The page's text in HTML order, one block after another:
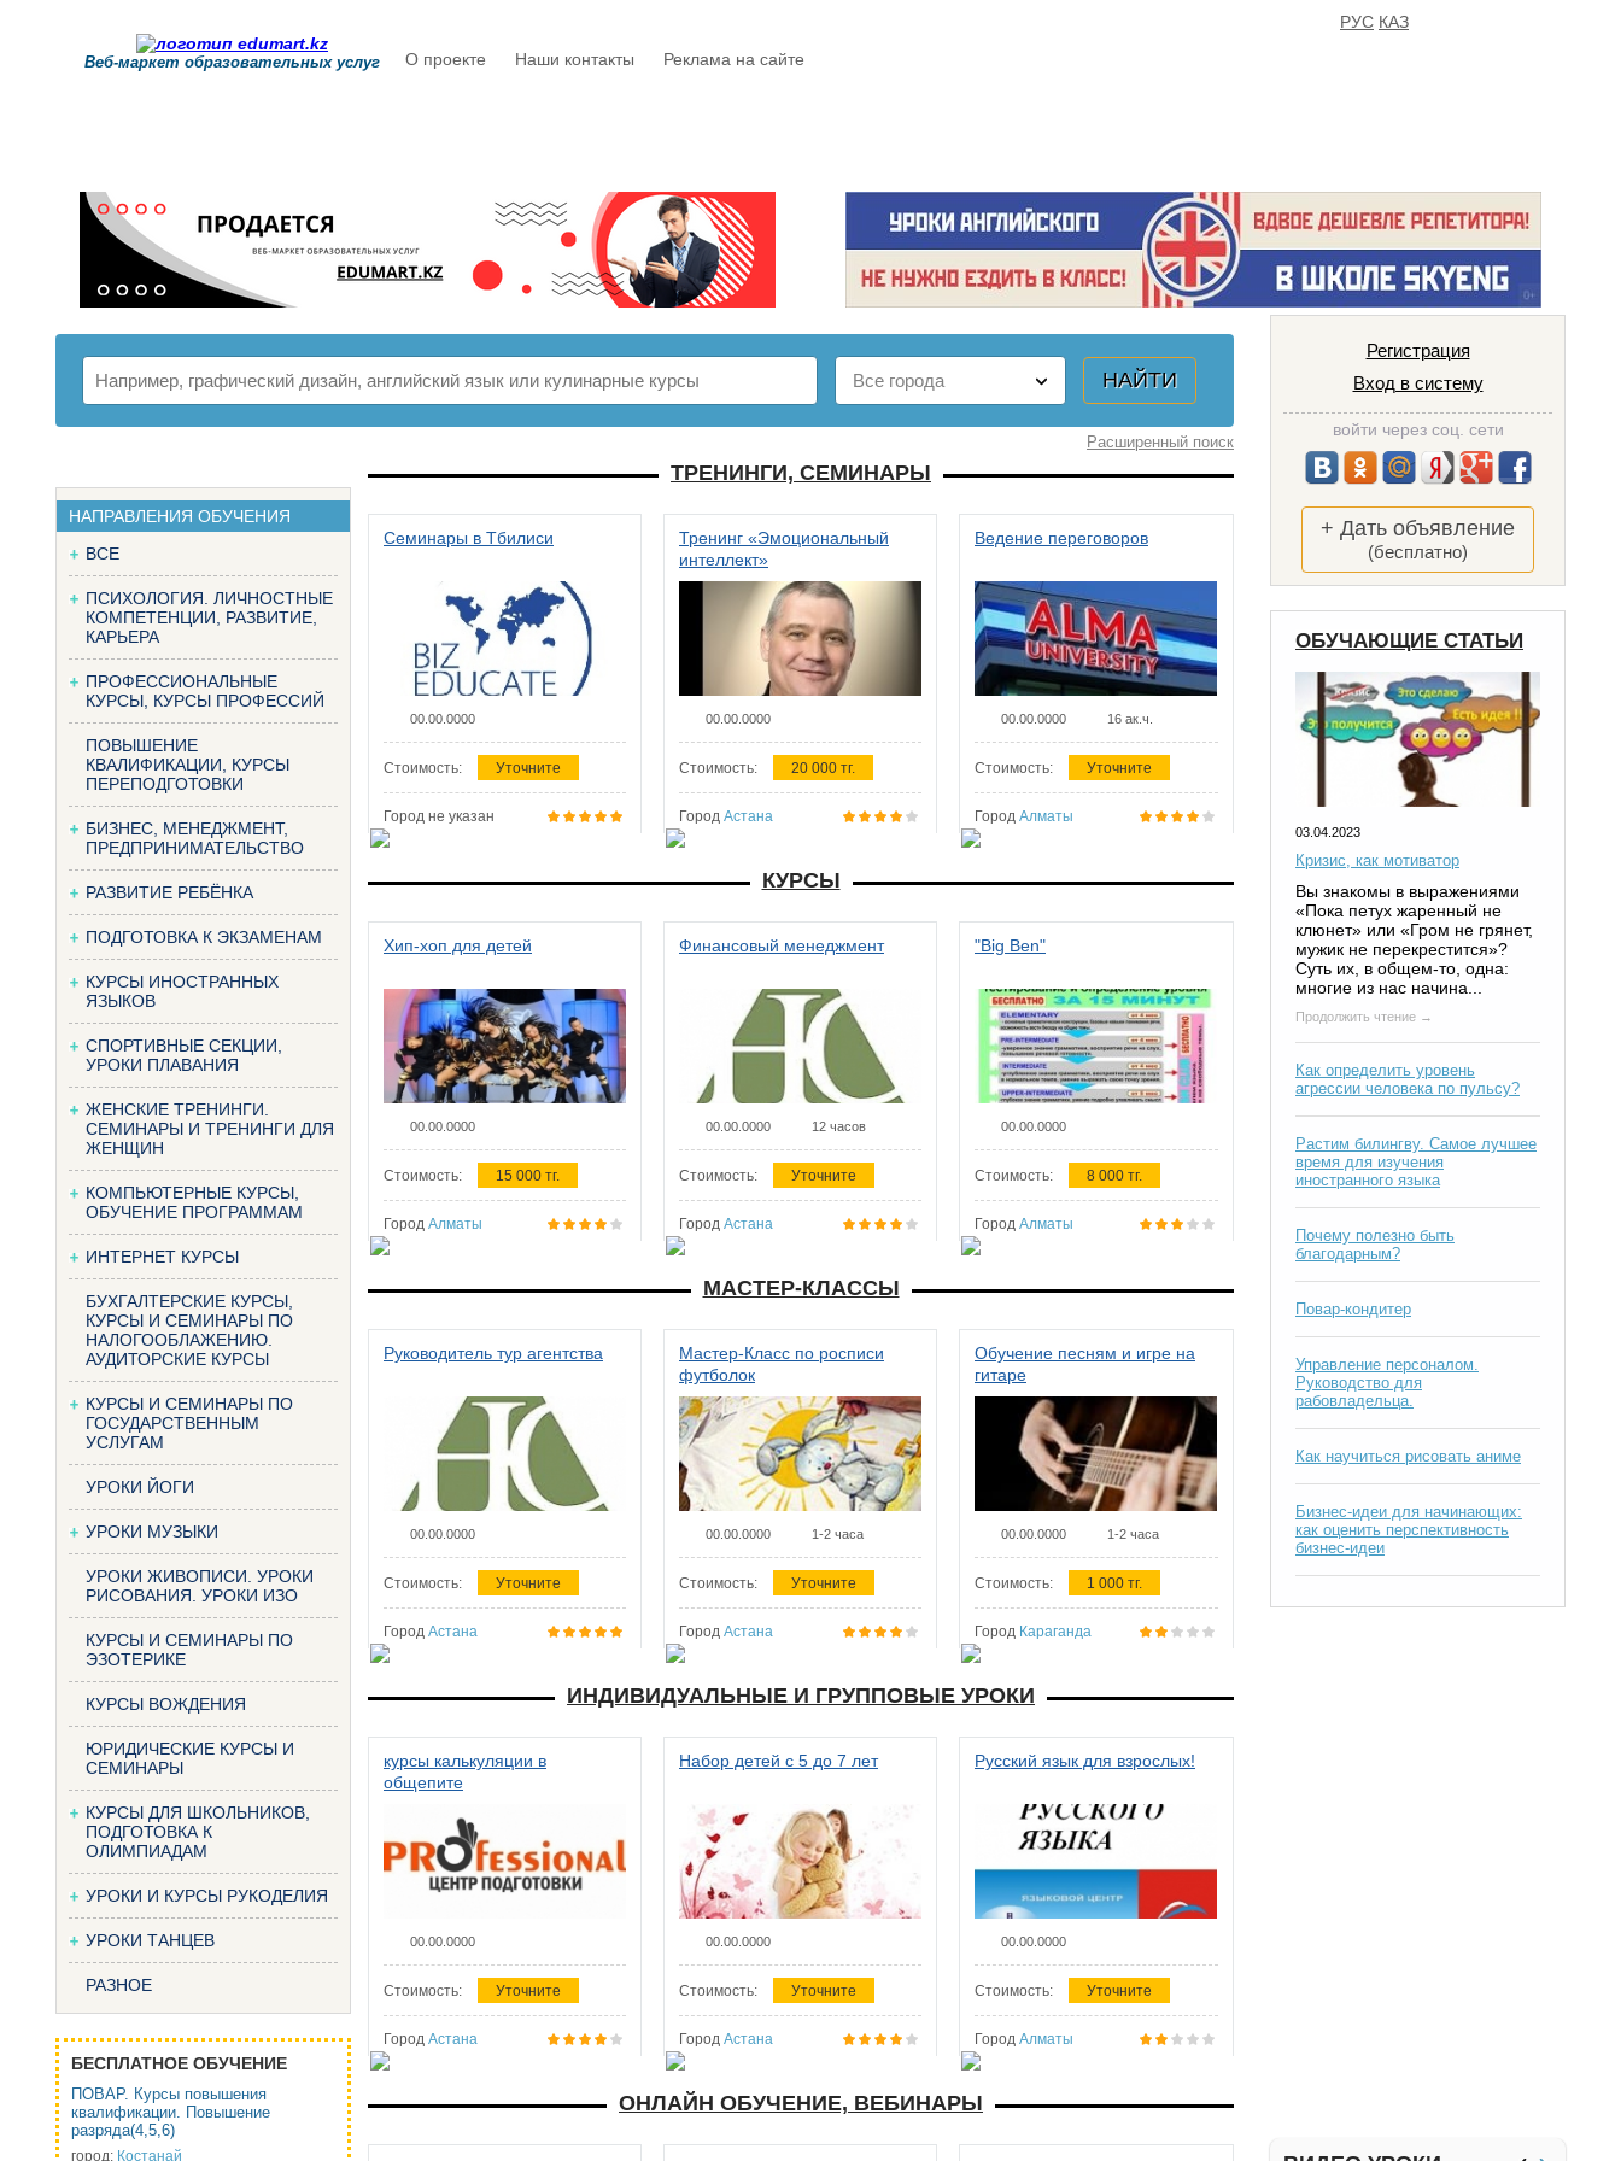
Веб-маркет образовательных услуг О проекте Наши контакты Реклама на сайте
РУС КАЗ
Расширенный поиск
НАПРАВЛЕНИЯ ОБУЧЕНИЯ
ВСЕ
ПСИХОЛОГИЯ. ЛИЧНОСТНЫЕ
КОМПЕТЕНЦИИ, РАЗВИТИЕ,
КАРЬЕРА
ПРОФЕССИОНАЛЬНЫЕ
КУРСЫ, КУРСЫ ПРОФЕССИЙ
ПОВЫШЕНИЕ
КВАЛИФИКАЦИИ, КУРСЫ
ПЕРЕПОДГОТОВКИ
БИЗНЕС, МЕНЕДЖМЕНТ,
ПРЕДПРИНИМАТЕЛЬСТВО
РАЗВИТИЕ РЕБЁНКА
ПОДГОТОВКА К ЭКЗАМЕНАМ
КУРСЫ ИНОСТРАННЫХ
ЯЗЫКОВ
СПОРТИВНЫЕ СЕКЦИИ,
УРОКИ ПЛАВАНИЯ
ЖЕНСКИЕ ТРЕНИНГИ.
СЕМИНАРЫ И ТРЕНИНГИ ДЛЯ
ЖЕНЩИН
КОМПЬЮТЕРНЫЕ КУРСЫ,
ОБУЧЕНИЕ ПРОГРАММАМ
ИНТЕРНЕТ КУРСЫ
БУХГАЛТЕРСКИЕ КУРСЫ,
КУРСЫ И СЕМИНАРЫ ПО
НАЛОГООБЛАЖЕНИЮ.
АУДИТОРСКИЕ КУРСЫ
КУРСЫ И СЕМИНАРЫ ПО
ГОСУДАРСТВЕННЫМ
УСЛУГАМ
УРОКИ ЙОГИ
УРОКИ МУЗЫКИ
УРОКИ ЖИВОПИСИ. УРОКИ
РИСОВАНИЯ. УРОКИ ИЗО
КУРСЫ И СЕМИНАРЫ ПО
ЭЗОТЕРИКЕ
КУРСЫ ВОЖДЕНИЯ
ЮРИДИЧЕСКИЕ КУРСЫ И
СЕМИНАРЫ
КУРСЫ ДЛЯ ШКОЛЬНИКОВ,
ПОДГОТОВКА К
ОЛИМПИАДАМ
УРОКИ И КУРСЫ РУКОДЕЛИЯ
УРОКИ ТАНЦЕВ
РАЗНОЕ
БЕСПЛАТНОЕ ОБУЧЕНИЕ
ПОВАР. Курсы повышения
квалификации. Повышение
разряда(4,5,6)
город: Костанай
ТРЕНИНГИ, СЕМИНАРЫ
Семинары в Тбилиси
00.00.0000
Стоимость: Уточните
Город не указан
Тренинг «Эмоциональный
интеллект»
00.00.0000
Стоимость: 20 000 тг.
Город Астана
Ведение переговоров
00.00.0000 16 ак.ч.
Стоимость: Уточните
Город Алматы
КУРСЫ
Хип-хоп для детей
00.00.0000
Стоимость: 15 000 тг.
Город Алматы
Финансовый менеджмент
00.00.0000 12 часов
Стоимость: Уточните
Город Астана
"Big Ben"
00.00.0000
Стоимость: 8 000 тг.
Город Алматы
МАСТЕР-КЛАССЫ
Руководитель тур агентства
00.00.0000
Стоимость: Уточните
Город Астана
Мастер-Класс по росписи
футболок
00.00.0000 1-2 часа
Стоимость: Уточните
Город Астана
Обучение песням и игре на
гитаре
00.00.0000 1-2 часа
Стоимость: 1 000 тг.
Город Караганда
ИНДИВИДУАЛЬНЫЕ И ГРУППОВЫЕ УРОКИ
курсы калькуляции в
общепите
00.00.0000
Стоимость: Уточните
Город Астана
Набор детей с 5 до 7 лет
00.00.0000
Стоимость: Уточните
Город Астана
Русский язык для взрослых!
00.00.0000
Стоимость: Уточните
Город Алматы
ОНЛАЙН ОБУЧЕНИЕ, ВЕБИНАРЫ
Регистрация
Вход в систему
войти через соц. сети
+ Дать объявление
(бесплатно)
ОБУЧАЮЩИЕ СТАТЬИ
03.04.2023
Кризис, как мотиватор
Вы знакомы в выражениями
«Пока петух жаренный не
клюнет» или «Гром не грянет,
мужик не перекрестится»?
Суть их, в общем-то, одна:
многие из нас начина...
Продолжить чтение →
Как определить уровень
агрессии человека по пульсу?
Растим билингву. Самое лучшее
время для изучения
иностранного языка
Почему полезно быть
благодарным?
Повар-кондитер
Управление персоналом.
Руководство для
рабовладельца.
Как научиться рисовать аниме
Бизнес-идеи для начинающих:
как оценить перспективность
бизнес-идеи